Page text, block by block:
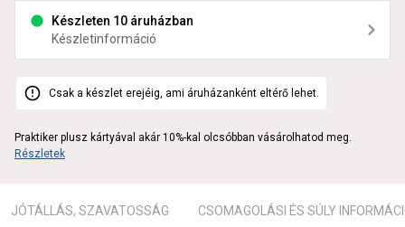
Készleten 10 áruházban
Készletinformáció
Csak a készlet erejéig, ami áruházanként eltérő lehet.
Praktiker plusz kártyával akár 10%-kal olcsóbban vásárolhatod meg.
Részletek
JÓTÁLLÁS, SZAVATOSSÁG CSOMAGOLÁSI ÉS SÚLY